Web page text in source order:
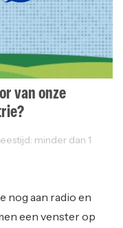
van onze
minder dan 1
nog aan radio en
een venster op